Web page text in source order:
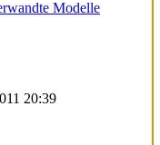
Modelle
20:39